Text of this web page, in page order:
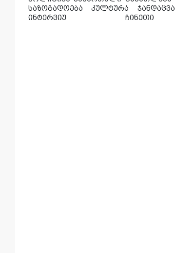
საზოგადოება
კულტურა ჯანდაცვა
ინტერვიუ
ჩინეთი